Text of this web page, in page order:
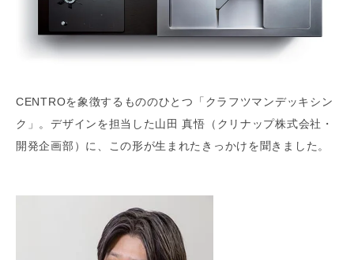
CENTROを象徴するもののひとつ「クラフツマンデッキシン
ク」。デザインを担当した山田 真悟（クリナップ株式会社・
開発企画部）に、この形が生まれたきっかけを聞きました。